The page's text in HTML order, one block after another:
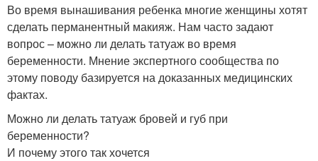
Во время вынашивания ребенка многие женщины хотят
сделать перманентный макияж. Нам часто задают
вопрос – можно ли делать татуаж во время
беременности. Мнение экспертного сообщества по
этому поводу базируется на доказанных медицинских
фактах.
Можно ли делать татуаж бровей и губ при
беременности?
И почему этого так хочется